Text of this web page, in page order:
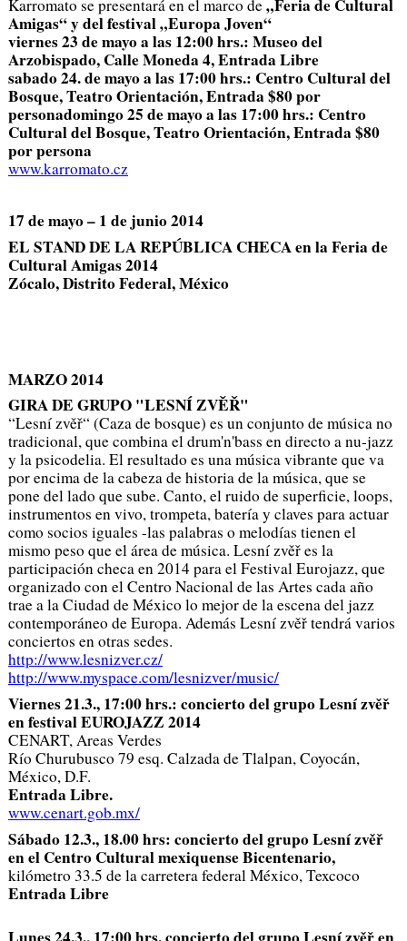
Karromato se presentará en el marco de„Feria de Cultural
Amigas“ y del festival „Europa Joven“
viernes 23 de mayo a las 12:00 hrs.: Museo del
Arzobispado, Calle Moneda 4, Entrada Libre
sabado 24. de mayo a las 17:00 hrs.: Centro Cultural del
Bosque, Teatro Orientación, Entrada $80 por
personadomingo 25 de mayo a las 17:00 hrs.: Centro
Cultural del Bosque, Teatro Orientación, Entrada $80
por persona
www.karromato.cz
17 de mayo – 1 de junio 2014
EL STAND DE LA REPÚBLICA CHECA en la Feria de
Cultural Amigas 2014
Zócalo, Distrito Federal, México
MARZO 2014
GIRA DE GRUPO "LESNÍ ZVĚŘ"
“Lesní zvěř“ (Caza de bosque) es un conjunto de música no
tradicional, que combina el drum'n'bass en directo a nu-jazz
y la psicodelia. El resultado es una música vibrante que va
por encima de la cabeza de historia de la música, que se
pone del lado que sube. Canto, el ruido de superficie, loops,
instrumentos en vivo, trompeta, batería y claves para actuar
como socios iguales -las palabras o melodías tienen el
mismo peso que el área de música. Lesní zvěř es la
participación checa en 2014 para el Festival Eurojazz, que
organizado con el Centro Nacional de las Artes cada año
trae a la Ciudad de México lo mejor de la escena del jazz
contemporáneo de Europa. Además Lesní zvěř tendrá varios
conciertos en otras sedes.
http://www.lesnizver.cz/
http://www.myspace.com/lesnizver/music/
Viernes 21.3., 17:00 hrs.: concierto del grupo Lesní zvěř
en festival EUROJAZZ 2014
CENART, Areas Verdes
Río Churubusco 79 esq. Calzada de Tlalpan, Coyocán,
México, D.F.
Entrada Libre.
www.cenart.gob.mx/
Sábado 12.3., 18.00 hrs: concierto del grupo Lesní zvěř
en el Centro Cultural mexiquense Bicentenario,
kilómetro 33.5 de la carretera federal México, Texcoco
Entrada Libre